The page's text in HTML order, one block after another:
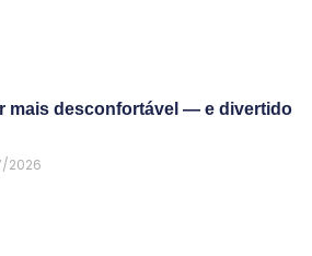
mais desconfortável — e divertido
2026